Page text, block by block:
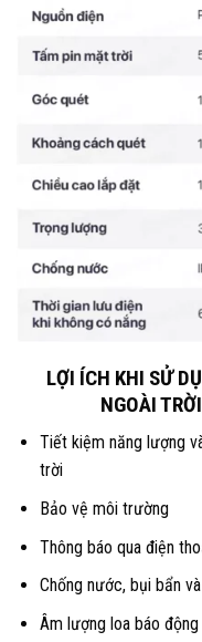
LỢI ÍCH KHI SỬ
NGOÀI
Tiết kiệm năng lượng
trời
Bảo vệ môi trường
Thông báo qua điện
Chống nước, bụi bẩn
Âm lượng loa báo